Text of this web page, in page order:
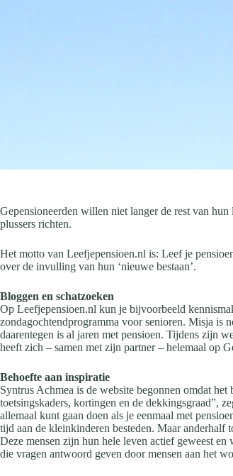
Gepensioneerden willen niet langer de rest van
plussers richten.
Het motto van Leefjepensioen.nl is: Leef je
over de invulling van hun ‘nieuwe bestaan’.
Bloggen en schatzoeken
Op Leefjepensioen.nl kun je bijvoorbeeld
zondagochtendprogramma voor senioren. Misja is
daarentegen is al jaren met pensioen. Tijdens zijn
heeft zich – samen met zijn partner – helemaal op
Behoefte aan inspiratie
Syntrus Achmea is de website begonnen omdat
toetsingskaders, kortingen en de dekkingsgraad”,
allemaal kunt gaan doen als je eenmaal met
tijd aan de kleinkinderen besteden. Maar anderhalf
Deze mensen zijn hun hele leven actief geweest
die vragen antwoord geven door mensen aan het